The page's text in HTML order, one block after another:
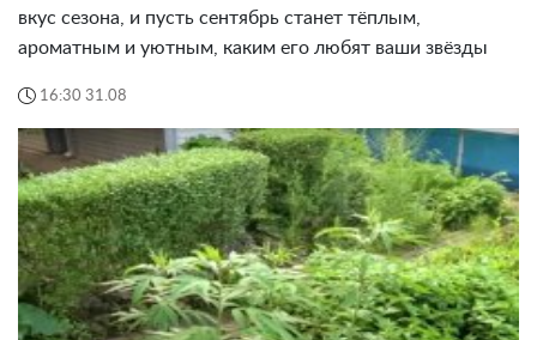
вкус сезона, и пусть сентябрь станет тёплым,
ароматным и уютным, каким его любят ваши звёзды
16:30 31.08